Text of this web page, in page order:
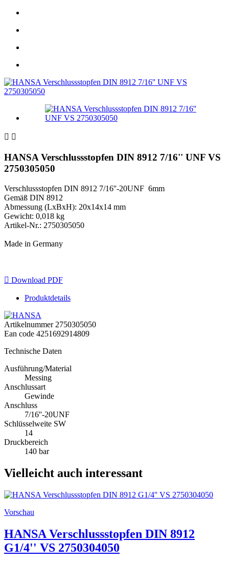
 
HANSA Verschlussstopfen DIN 8912 7/16'' UNF VS
2750305050
Verschlussstopfen DIN 8912 7/16''-20UNF 6mm
Gemäß DIN 8912
Abmessung (LxBxH): 20x14x14 mm
Gewicht: 0,018 kg
Artikel-Nr.: 2750305050
Made in Germany
 Download PDF
Produktdetails
Artikelnummer 2750305050
Ean code 4251692914809
Technische Daten
Ausführung/Material
Messing
Anschlussart
Gewinde
Anschluss
7/16''-20UNF
Schlüsselweite SW
14
Druckbereich
140 bar
Vielleicht auch interessant
Vorschau
HANSA Verschlussstopfen DIN 8912
G1/4'' VS 2750304050